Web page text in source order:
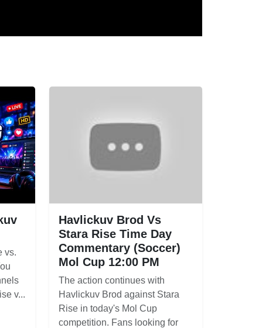
vs.
v...
Havlickuv Brod Vs
Stara Rise Time Day
Commentary (Soccer)
Mol Cup 12:00 PM
The action continues with
Havlickuv Brod against Stara
Rise in today's Mol Cup
competition. Fans looking for